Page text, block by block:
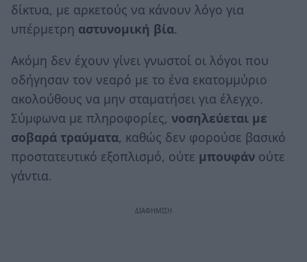
δίκτυα, με αρκετούς να κάνουν λόγο για
υπέρμετρη αστυνομική βία.
Ακόμη δεν έχουν γίνει γνωστοί οι λόγοι που
οδήγησαν τον νεαρό με το ένα εκατομμύριο
ακολούθους να μην σταματήσει για έλεγχο.
Σύμφωνα με πληροφορίες, νοσηλεύεται με
σοβαρά τραύματα, καθώς δεν φορούσε βασικό
προστατευτικό εξοπλισμό, ούτε μπουφάν ούτε
γάντια.